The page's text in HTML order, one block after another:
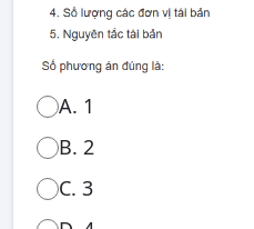
A. 1
B. 2
C. 3